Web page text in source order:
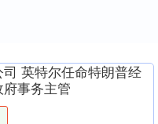
英特尔任命特朗普经
事务主管